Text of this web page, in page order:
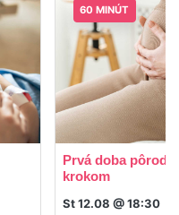
60 MINÚT
Prvá doba
krokom
St 12.08 @ 18:30